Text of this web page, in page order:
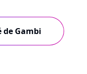
Gambi